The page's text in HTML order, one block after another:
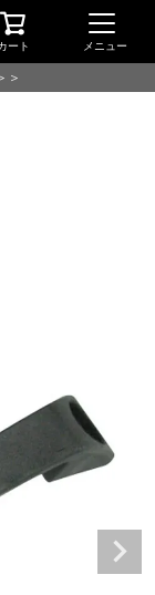
ート メニュー
＞